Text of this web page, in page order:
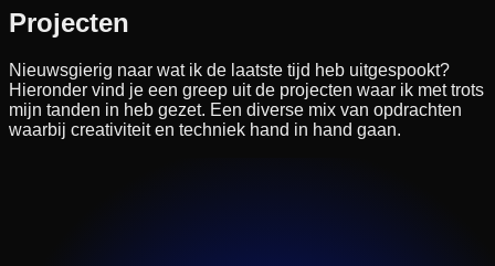
Projecten
Nieuwsgierig naar wat ik de laatste tijd heb uitgespookt?
Hieronder vind je een greep uit de projecten waar ik met trots
mijn tanden in heb gezet. Een diverse mix van opdrachten
waarbij creativiteit en techniek hand in hand gaan.